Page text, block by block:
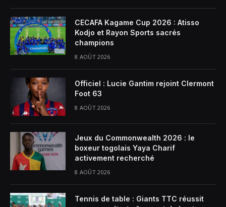
CECAFA Kagame Cup 2026 : Atisso
Kodjo et Rayon Sports sacrés
champions
8 AOÛT 2026
Officiel : Lucie Gantim rejoint Clermont
Foot 63
8 AOÛT 2026
Jeux du Commonwealth 2026 : le
boxeur togolais Yaya Charif
activement recherché
8 AOÛT 2026
Tennis de table : Giants TTC réussit